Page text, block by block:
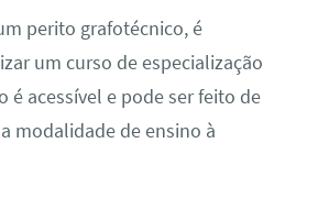
perito grafotécnico, é
um curso de especialização
é acessível e pode ser feito de
modalidade de ensino à